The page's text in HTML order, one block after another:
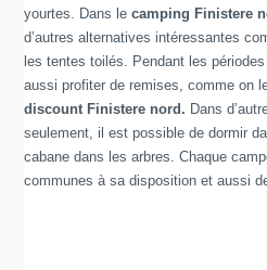
yourtes. Dans lecamping Finistere
d’autres alternatives intéressantes
les tentes toilés. Pendant les
aussi profiter de remises, comme on
discount Finistere nord. Dans
seulement, il est possible de dormir
cabane dans les arbres. Chaque
communes à sa disposition et aussi